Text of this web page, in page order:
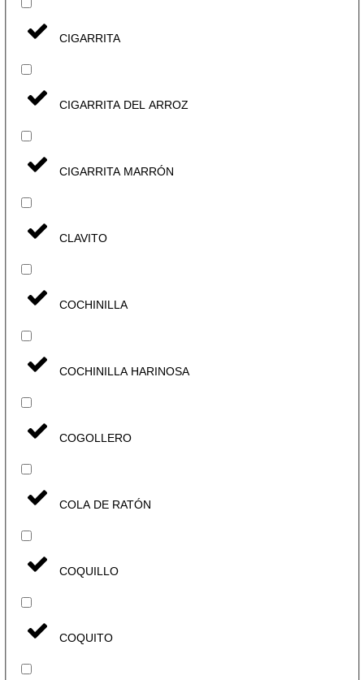
CIGARRITA
CIGARRITA DEL ARROZ
CIGARRITA MARRÓN
CLAVITO
COCHINILLA
COCHINILLA HARINOSA
COGOLLERO
COLA DE RATÓN
COQUILLO
COQUITO